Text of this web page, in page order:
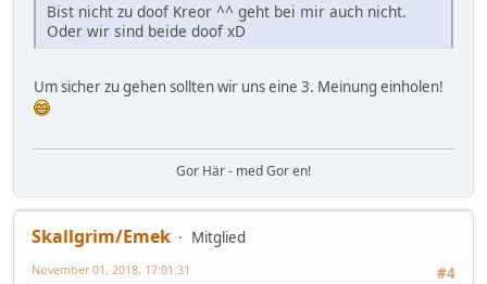
Bist nicht zu doof Kreor ^^ geht bei mir auch nicht.
Oder wir sind beide doof xD
Um sicher zu gehen sollten wir uns eine 3. Meinung einholen!
Gor Här - med Gor en!
Skallgrim/Emek
Mitglied
#4
November 01, 2018, 17:01:31